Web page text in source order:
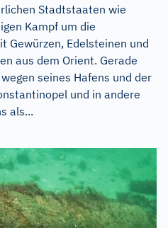
Stadtstaaten wie
Kampf um die
Gewürzen, Edelsteinen und
aus dem Orient. Gerade
seines Hafens und der
und in andere
als...